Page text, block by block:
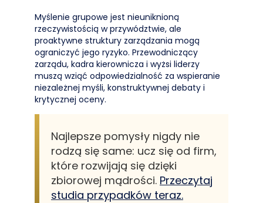
Myślenie grupowe jest nieuniknioną
rzeczywistością w przywództwie, ale
proaktywne struktury zarządzania mogą
ograniczyć jego ryzyko. Przewodniczący
zarządu, kadra kierownicza i wyżsi liderzy
muszą wziąć odpowiedzialność za wspieranie
niezależnej myśli, konstruktywnej debaty i
krytycznej oceny.
Najlepsze pomysły nigdy nie
rodzą się same: ucz się od firm,
które rozwijają się dzięki
zbiorowej mądrości. Przeczytaj
studia przypadków teraz.